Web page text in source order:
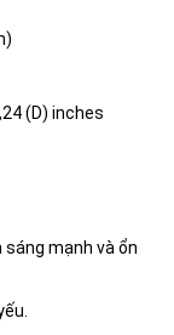
(D) inches
sáng mạnh và ổn